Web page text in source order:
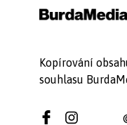
Kopírování
souhlasu